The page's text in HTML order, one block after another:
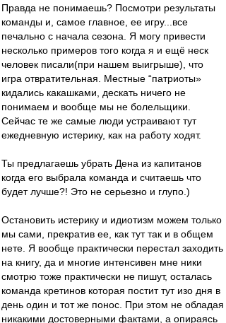
Правда не понимаешь? Посмотри результаты
команды и, самое главное, ее игру...все
печально с начала сезона. Я могу привести
несколько примеров того когда я и ещё неск
человек писали(при нашем выигрыше), что
игра отвратительная. Местные “патриоты»
кидались какашками, дескать ничего не
понимаем и вообще мы не болельщики.
Сейчас те же самые люди устраивают тут
ежедневную истерику, как на работу ходят.
Ты предлагаешь убрать Дена из капитанов
когда его выбрала команда и считаешь что
будет лучше?! Это не серьезно и глупо.)
Остановить истерику и идиотизм можем только
мы сами, прекратив ее, как тут так и в общем
нете. Я вообще практически перестал заходить
на книгу, да и многие интенсивен мне ники
смотрю тоже практически не пишут, осталась
команда кретинов которая постит тут изо дня в
день один и тот же понос. При этом не обладая
никакими достоверными фактами, а опираясь